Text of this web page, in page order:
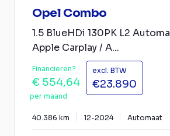
Opel Combo
1.5 BlueHDi 130PK L2
Apple Carplay / A...
Financieren?
€ 554,64
per maand
excl. BTW
€23.890
40.386 km 12-2024 Automaat